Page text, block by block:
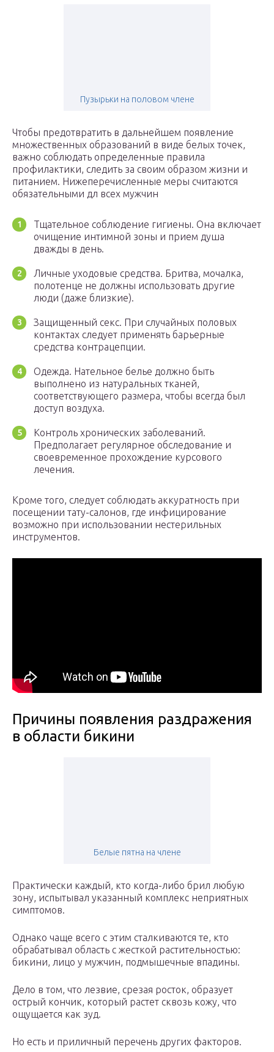
Пузырьки на половом члене
Чтобы предотвратить в дальнейшем появление
множественных образований в виде белых точек,
важно соблюдать определенные правила
профилактики, следить за своим образом жизни и
питанием. Нижеперечисленные меры считаются
обязательными дл всех мужчин
Тщательное соблюдение гигиены. Она включает
очищение интимной зоны и прием душа
дважды в день.
Личные уходовые средства. Бритва, мочалка,
полотенце не должны использовать другие
люди (даже близкие).
Защищенный секс. При случайных половых
контактах следует применять барьерные
средства контрацепции.
Одежда. Нательное белье должно быть
выполнено из натуральных тканей,
соответствующего размера, чтобы всегда был
доступ воздуха.
Контроль хронических заболеваний.
Предполагает регулярное обследование и
своевременное прохождение курсового
лечения.
Кроме того, следует соблюдать аккуратность при
посещении тату-салонов, где инфицирование
возможно при использовании нестерильных
инструментов.
Причины появления раздражения
в области бикини
Белые пятна на члене
Практически каждый, кто когда-либо брил любую
зону, испытывал указанный комплекс неприятных
симптомов.
Однако чаще всего с этим сталкиваются те, кто
обрабатывал область с жесткой растительностью:
бикини, лицо у мужчин, подмышечные впадины.
Дело в том, что лезвие, срезая росток, образует
острый кончик, который растет сквозь кожу, что
ощущается как зуд.
Но есть и приличный перечень других факторов.